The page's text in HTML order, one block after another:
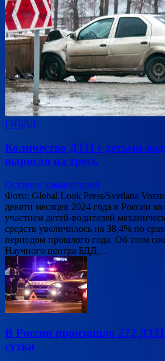
ГИБДД
Количество ДТП с детьми-
выросло на треть
Оставьте комментарий
Фото: Global Look Press/Svetlana
девяти месяцев 2024 года в России
участием детей-водителей
средств увеличилось на 38,4% по
периодом прошлого года. Об этом
Научного центра БДД…
В России произошло 272
сутки